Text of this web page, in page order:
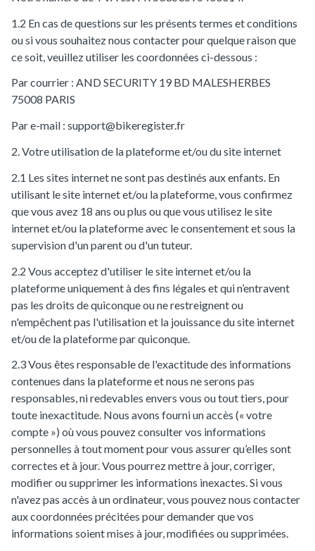
1.2 En cas de questions sur les présents termes et conditions
ou si vous souhaitez nous contacter pour quelque raison que
ce soit, veuillez utiliser les coordonnées ci-dessous :
Par courrier : AND SECURITY 19 BD MALESHERBES
75008 PARIS
Par e-mail : support@bikeregister.fr
2. Votre utilisation de la plateforme et/ou du site internet
2.1 Les sites internet ne sont pas destinés aux enfants. En
utilisant le site internet et/ou la plateforme, vous confirmez
que vous avez 18 ans ou plus ou que vous utilisez le site
internet et/ou la plateforme avec le consentement et sous la
supervision d'un parent ou d'un tuteur.
2.2 Vous acceptez d'utiliser le site internet et/ou la
plateforme uniquement à des fins légales et qui n’entravent
pas les droits de quiconque ou ne restreignent ou
n'empêchent pas l'utilisation et la jouissance du site internet
et/ou de la plateforme par quiconque.
2.3 Vous êtes responsable de l'exactitude des informations
contenues dans la plateforme et nous ne serons pas
responsables, ni redevables envers vous ou tout tiers, pour
toute inexactitude. Nous avons fourni un accès (« votre
compte ») où vous pouvez consulter vos informations
personnelles à tout moment pour vous assurer qu’elles sont
correctes et à jour. Vous pourrez mettre à jour, corriger,
modifier ou supprimer les informations inexactes. Si vous
n'avez pas accès à un ordinateur, vous pouvez nous contacter
aux coordonnées précitées pour demander que vos
informations soient mises à jour, modifiées ou supprimées.